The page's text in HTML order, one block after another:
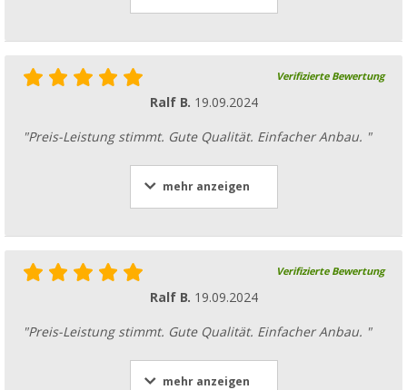
Verifizierte Bewertung
Ralf B. 19.09.2024
"Preis-Leistung stimmt. Gute Qualität. Einfacher Anbau. "
mehr anzeigen
Verifizierte Bewertung
Ralf B. 19.09.2024
"Preis-Leistung stimmt. Gute Qualität. Einfacher Anbau. "
mehr anzeigen